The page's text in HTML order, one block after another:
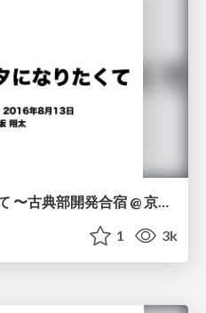
OSSコミッタになりたくて 〜古典部開発合宿 @ 京都〜/developmentcamp-kyoto
1 3k